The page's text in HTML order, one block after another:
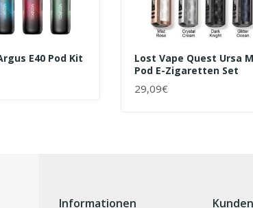
E40 Pod Kit
Lost Vape Quest Ursa
Pod E-Zigaretten Set
29,09€
+ WARENKORB
Informationen